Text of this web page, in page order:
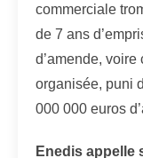
commerciale
de 7 ans
d’amende,
organisée, puni
000 000 euros
Enedis appelle